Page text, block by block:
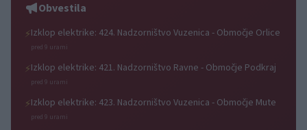
Obvestila
⚡Izklop elektrike: 424. Nadzorništvo Vuzenica - Območje Orlice
pred 9 urami
⚡Izklop elektrike: 421. Nadzorništvo Ravne - Območje Podkraj
pred 9 urami
⚡Izklop elektrike: 423. Nadzorništvo Vuzenica - Območje Mute
pred 9 urami